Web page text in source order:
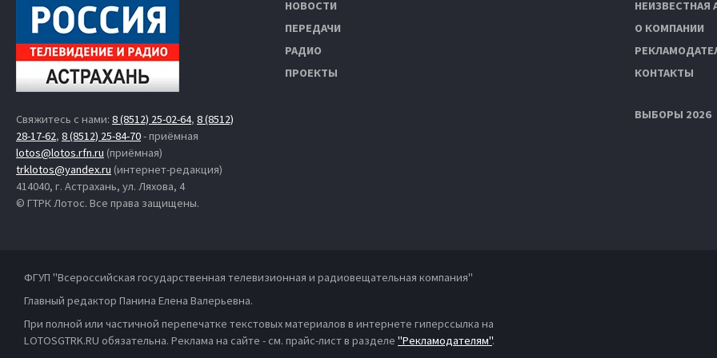
Свяжитесь с нами: 8 (8512) 25-02-64, 8 (8512)
28-17-62, 8 (8512) 25-84-70- приёмная
lotos@lotos.rfn.ru (приёмная)
trklotos@yandex.ru (интернет-редакция)
414040, г. Астрахань, ул. Ляхова, 4
© ГТРК Лотос. Все права защищены.
НОВОСТИ
ПЕРЕДАЧИ
РАДИО
ПРОЕКТЫ
НЕИЗВЕСТНАЯ
О КОМПАНИИ
КОНТАКТЫ
ВЫБОРЫ 2026
ФГУП "Всероссийская государственная телевизионная и радиовещательная компания"
Главный редактор Панина Елена Валерьевна.
При полной или частичной перепечатке текстовых материалов в интернете гиперссылка на
LOTOSGTRK.RU обязательна. Реклама на сайте - см. прайс-лист в разделе "Рекламодателям".